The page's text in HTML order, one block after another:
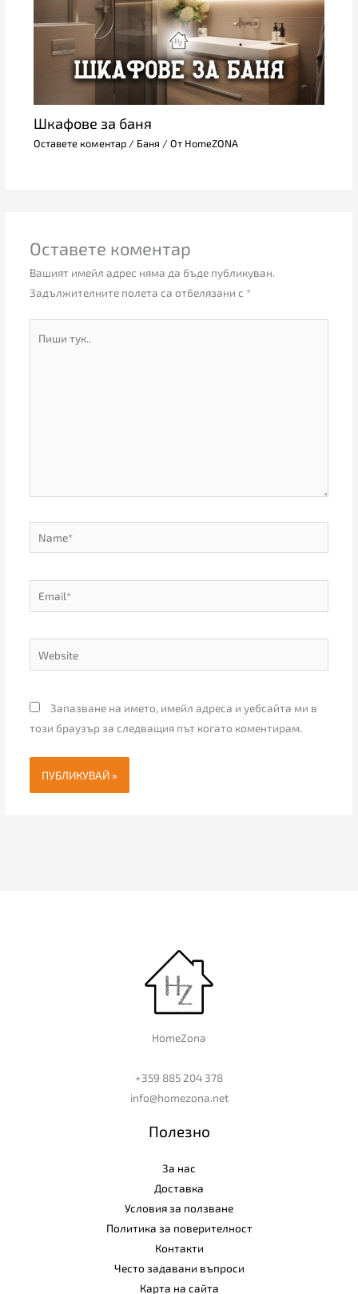
Шкафове за баня
Оставете коментар / Баня / От HomeZONA
Оставете коментар
Вашият имейл адрес няма да бъде публикуван.
Задължителните полета са отбелязани с *
Name*
Email*
Website
Запазване на името, имейл адреса и уебсайта ми в
този браузър за следващия път когато коментирам.
HomeZona
+359 885 204 378
info@homezona.net
Полезно
За нас
Доставка
Условия за ползване
Политика за поверителност
Контакти
Често задавани въпроси
Карта на сайта